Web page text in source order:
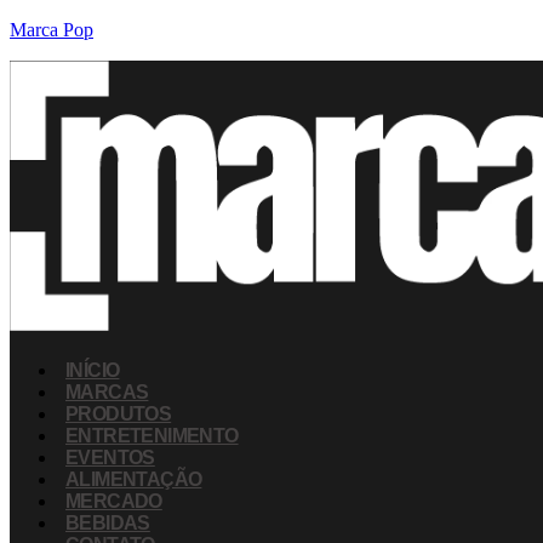
Marca Pop
INÍCIO
MARCAS
PRODUTOS
ENTRETENIMENTO
EVENTOS
ALIMENTAÇÃO
MERCADO
BEBIDAS